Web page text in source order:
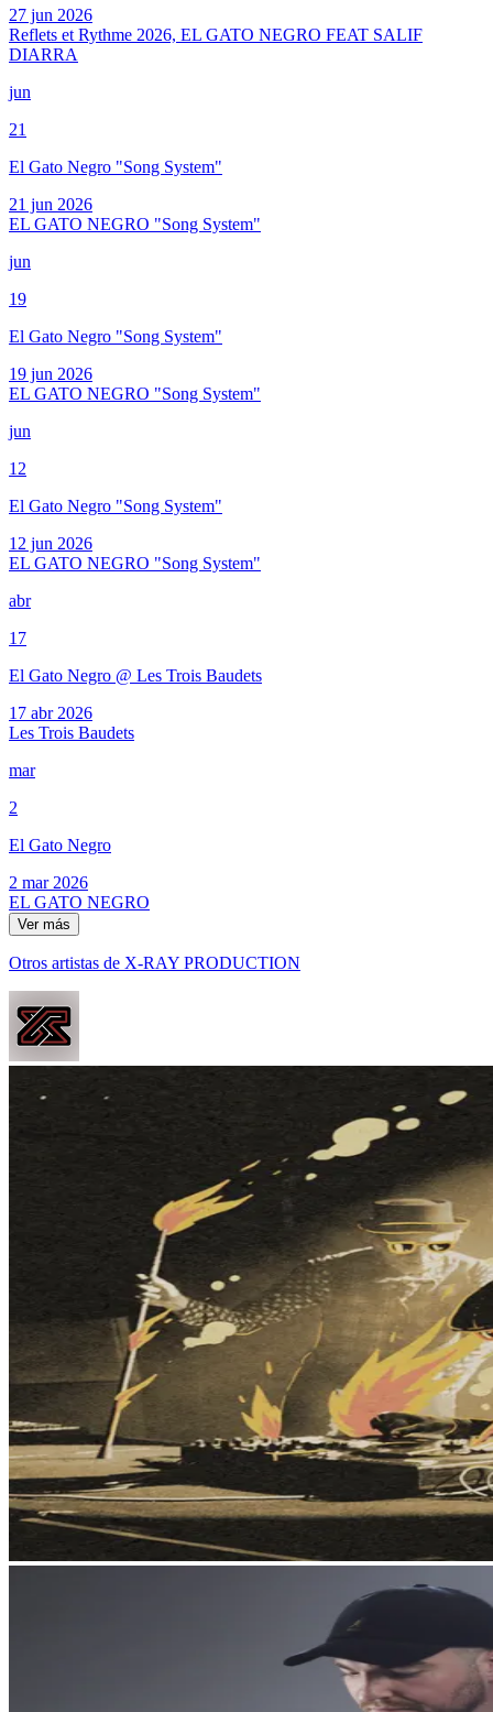
27 jun 2026
Reflets et Rythme 2026, EL GATO NEGRO FEAT SALIF
DIARRA
jun
21
El Gato Negro "Song System"
21 jun 2026
EL GATO NEGRO "Song System"
jun
19
El Gato Negro "Song System"
19 jun 2026
EL GATO NEGRO "Song System"
jun
12
El Gato Negro "Song System"
12 jun 2026
EL GATO NEGRO "Song System"
abr
17
El Gato Negro @ Les Trois Baudets
17 abr 2026
Les Trois Baudets
mar
2
El Gato Negro
2 mar 2026
EL GATO NEGRO
Ver más
Otros artistas de X-RAY PRODUCTION